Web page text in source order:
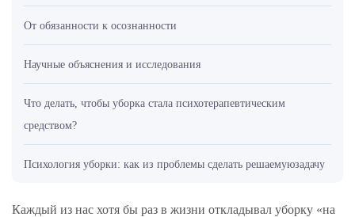
От обязанности к осознанности
Научные объяснения и исследования
Что делать, чтобы уборка стала психотерапевтическим
средством?
Психология уборки: как из проблемы сделать решаемуюзадачу
Каждый из нас хотя бы раз в жизни откладывал уборку «на